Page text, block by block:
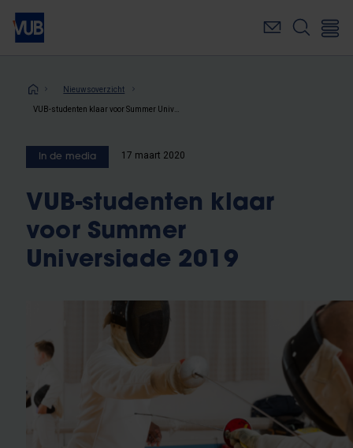
Overslaan
naar
inhoudKruimelpad
Nieuwsoverzicht
In de media 17 maart 2020
VUB-studenten klaar
voor Summer
Universiade 2019